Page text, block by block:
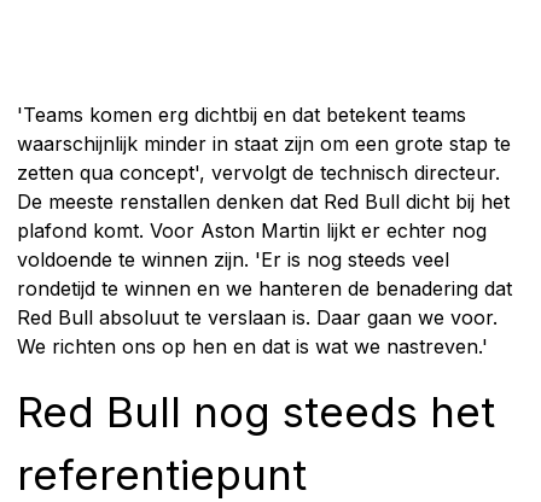
'Teams komen erg dichtbij en dat betekent teams
waarschijnlijk minder in staat zijn om een grote stap te
zetten qua concept', vervolgt de technisch directeur.
De meeste renstallen denken dat Red Bull dicht bij het
plafond komt. Voor Aston Martin lijkt er echter nog
voldoende te winnen zijn. 'Er is nog steeds veel
rondetijd te winnen en we hanteren de benadering dat
Red Bull absoluut te verslaan is. Daar gaan we voor.
We richten ons op hen en dat is wat we nastreven.'
Red Bull nog steeds het
referentiepunt